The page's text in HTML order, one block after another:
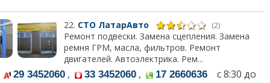
22. СТО ЛатарАвто (2)
Ремонт подвески. Замена сцепления. Замена
ремня ГРМ, масла, фильтров. Ремонт
двигателей. Автоэлектрика. Рем...
29 3452060 , 33 3452060 , 17 2660636 с 8:30 до